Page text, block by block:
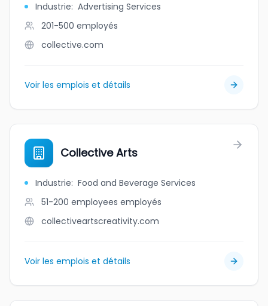
Industrie: Advertising Services
201-500 employés
collective.com
Voir les emplois et détails
Collective Arts
Industrie: Food and Beverage Services
51-200 employees employés
collectiveartscreativity.com
Voir les emplois et détails